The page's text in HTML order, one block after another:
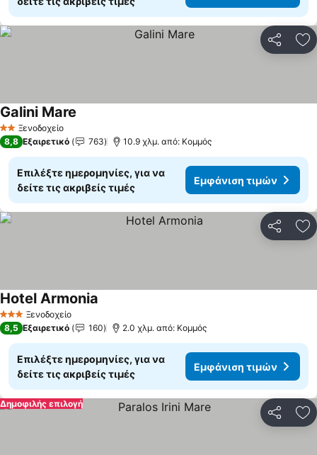
2 ΑστέριαΞενοδοχείο
Galini Mare
8,8 Εξαιρετικό 763 10.9 χλμ. από: Κομμός
Επιλέξτε ημερομηνίες, για να
δείτε τις ακριβείς τιμές
Εμφάνιση τιμών
3 ΑστέριαΞενοδοχείο
Hotel Armonia
8,5 Εξαιρετικό 160 2.0 χλμ. από: Κομμός
Επιλέξτε ημερομηνίες, για να
δείτε τις ακριβείς τιμές
Εμφάνιση τιμών
Δημοφιλής επιλογή